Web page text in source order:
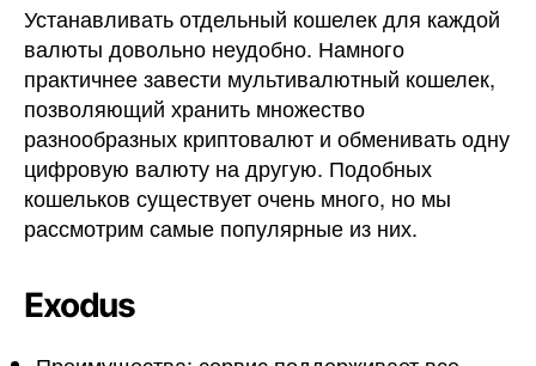
Устанавливать отдельный кошелек для каждой
валюты довольно неудобно. Намного
практичнее завести мультивалютный кошелек,
позволяющий хранить множество
разнообразных криптовалют и обменивать одну
цифровую валюту на другую. Подобных
кошельков существует очень много, но мы
рассмотрим самые популярные из них.
Exodus